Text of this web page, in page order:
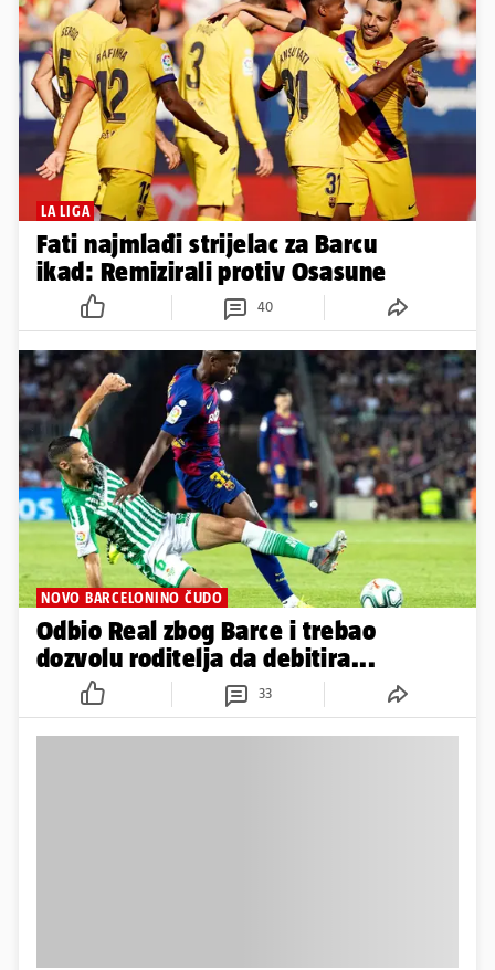
LA LIGA
Fati najmlađi strijelac za Barcu
ikad: Remizirali protiv Osasune
40
NOVO BARCELONINO ČUDO
Odbio Real zbog Barce i trebao
dozvolu roditelja da debitira...
33